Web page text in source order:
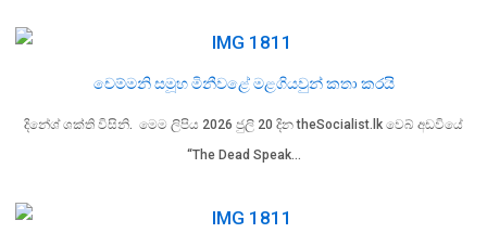
චෙම්මනි සමූහ මිනීවළේ මළගියවුන් කතා කරයි
දිනේශ් ශක්ති විසිනි. මෙම ලිපිය 2026 ජුලි 20 දින theSocialist.lk වෙබ් අඩවියේ
“The Dead Speak…